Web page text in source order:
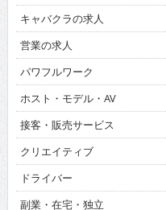
キャバクラの求人
営業の求人
パワフルワーク
ホスト・モデル・AV
接客・販売サービス
クリエイティブ
ドライバー
副業・在宅・独立